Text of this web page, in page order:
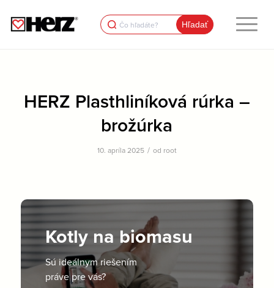
Search
for:
HERZ Plasthliníková rúrka –
brožúrka
10. apríla 2025 / od root
Kotly na biomasu
Sú ideálnym riešením
práve pre vás?